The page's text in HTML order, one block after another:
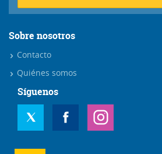
Sobre nosotros
Contacto
Quiénes somos
Síguenos